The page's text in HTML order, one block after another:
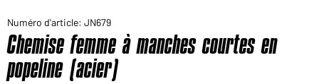
Numéro d'article: JN679
Chemise femme à manches courtes en
popeline (acier)